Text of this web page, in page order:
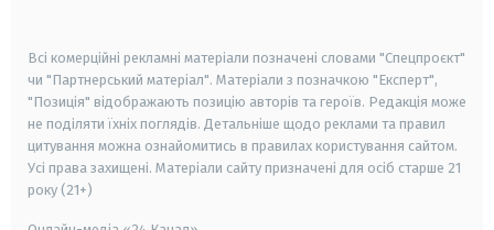
Всі комерційні рекламні матеріали позначені словами "Спецпроєкт"
чи "Партнерський матеріал". Матеріали з позначкою "Експерт",
"Позиція" відображають позицію авторів та героїв. Редакція може
не поділяти їхніх поглядів. Детальніше щодо реклами та правил
цитування можна ознайомитись в правилах користування сайтом.
Усі права захищені. Матеріали сайту призначені для осіб старше 21
року (21+)